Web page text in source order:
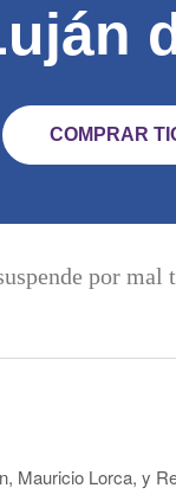
COMPRAR
por mal
Mauricio Lorca, y